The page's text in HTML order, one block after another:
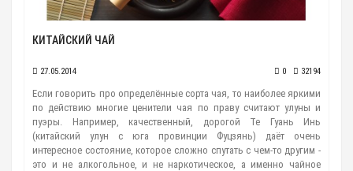
КИТАЙСКИЙ ЧАЙ
27.05.2014 0 32194
Если говорить про определённые сорта чая, то наиболее яркими
по действию многие ценители чая по праву считают улуны и
пуэры. Например, качественный, дорогой Те Гуань Инь
(китайский улун с юга провинции Фуцзянь) даёт очень
интересное состояние, которое сложно спутать с чем-то другим -
это и не алкогольное, и не наркотическое, а именно чайное